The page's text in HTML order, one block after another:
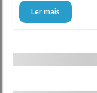
Ler mais